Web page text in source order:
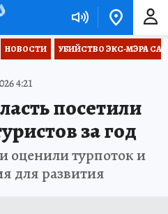
НОВОСТИ УБИЙСТВО ЭКС-МЭРА
4:21
посетили
за год
оценили турпоток и
для развития